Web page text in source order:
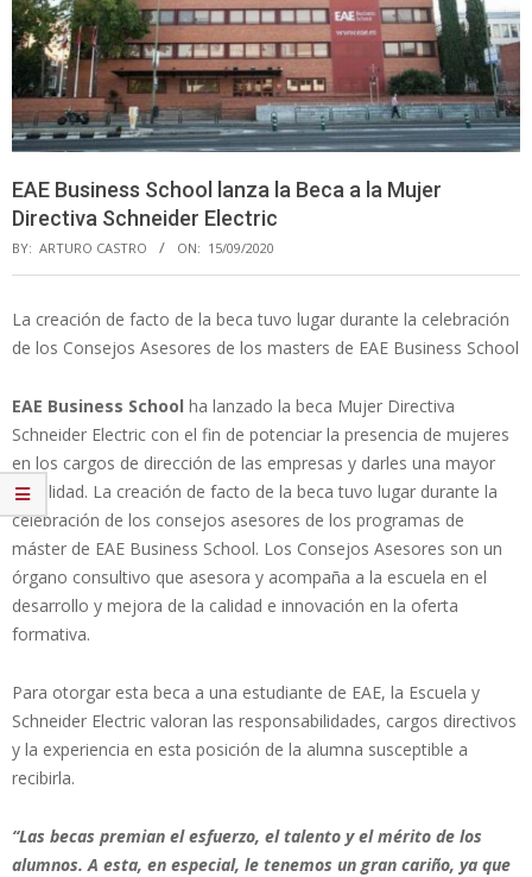
EAE Business School lanza la Beca a la Mujer
Directiva Schneider Electric
BY: ARTURO CASTRO ON: 15/09/2020
La creación de facto de la beca tuvo lugar durante la celebración
de los Consejos Asesores de los masters de EAE Business School
EAE Business School ha lanzado la beca Mujer Directiva
Schneider Electric con el fin de potenciar la presencia de mujeres
en los cargos de dirección de las empresas y darles una mayor
visibilidad. La creación de facto de la beca tuvo lugar durante la
celebración de los consejos asesores de los programas de
máster de EAE Business School. Los Consejos Asesores son un
órgano consultivo que asesora y acompaña a la escuela en el
desarrollo y mejora de la calidad e innovación en la oferta
formativa.
Para otorgar esta beca a una estudiante de EAE, la Escuela y
Schneider Electric valoran las responsabilidades, cargos directivos
y la experiencia en esta posición de la alumna susceptible a
recibirla.
“Las becas premian el esfuerzo, el talento y el mérito de los
alumnos. A esta, en especial, le tenemos un gran cariño, ya que